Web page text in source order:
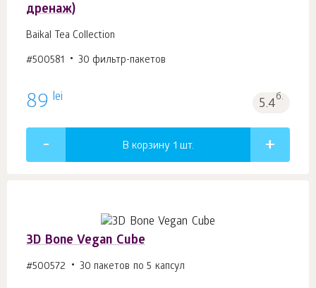
дренаж)
Baikal Tea Collection
#500581 30 фильтр-пакетов
89 lei 5.4б.
В корзину 1 шт.
3D Bone Vegan Cube
#500572 30 пакетов по 5 капсул